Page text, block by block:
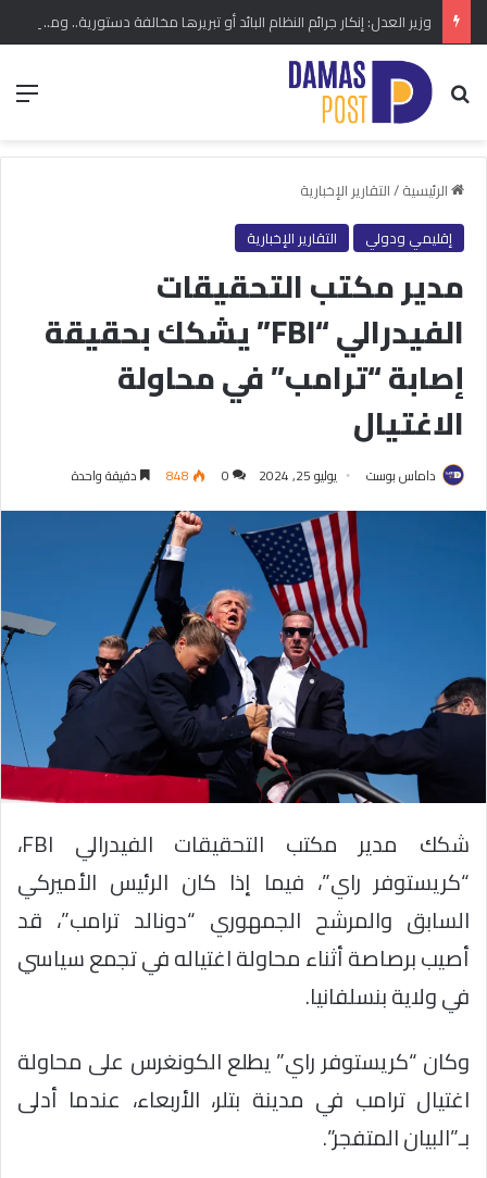
وزير العدل: إنكار جرائم النظام البائد أو تبريرها مخالفة دستورية.. ومشروع قانون خاص إلى مجلس الشعب
بحث عن
الرئيسية/التقارير الإخبارية
إقليمي ودولي
التقارير الإخبارية
مدير مكتب التحقيقات
الفيدرالي “FBI” يشكك بحقيقة
إصابة “ترامب” في محاولة
الاغتيال
داماس بوست يوليو 25, 2024 0
848 دقيقة واحدة
شكك مدير مكتب التحقيقات الفيدرالي FBI،
“كريستوفر راي”، فيما إذا كان الرئيس الأميركي
السابق والمرشح الجمهوري “دونالد ترامب”، قد
أصيب برصاصة أثناء محاولة اغتياله في تجمع سياسي
في ولاية بنسلفانيا.
وكان “كريستوفر راي” يطلع الكونغرس على محاولة
اغتيال ترامب في مدينة بتلر، الأربعاء، عندما أدلى
بـ”البيان المتفجر”.